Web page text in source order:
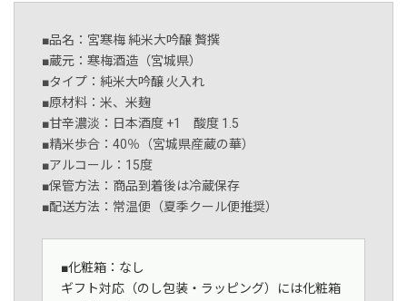
■品名：宮寒梅 純米大吟醸 贅撰
■蔵元：寒梅酒造（宮城県）
■タイプ：純米大吟醸 火入れ
■原材料：米、米麹
■甘辛濃淡：日本酒度 +1 酸度 1.5
■精米歩合：40％（宮城県産蔵の華）
■アルコール：15度
■保管方法：商品到着後は冷蔵保存
■配送方法：常温便（夏季クール便推奨）
■化粧箱：なし
ギフト対応（のし包装・ラッピング）には化粧箱